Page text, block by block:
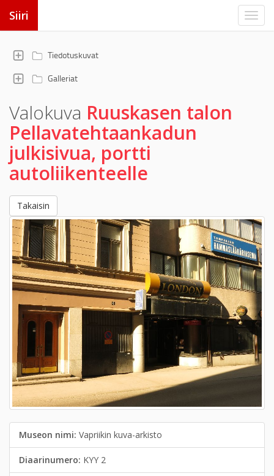
Siiri
Tiedotuskuvat
Galleriat
Valokuva Ruuskasen talon
Pellavatehtaankadun
julkisivua, portti
autoliikenteelle
Takaisin
Museon nimi: Vapriikin kuva-arkisto
Diaarinumero: KYY 2